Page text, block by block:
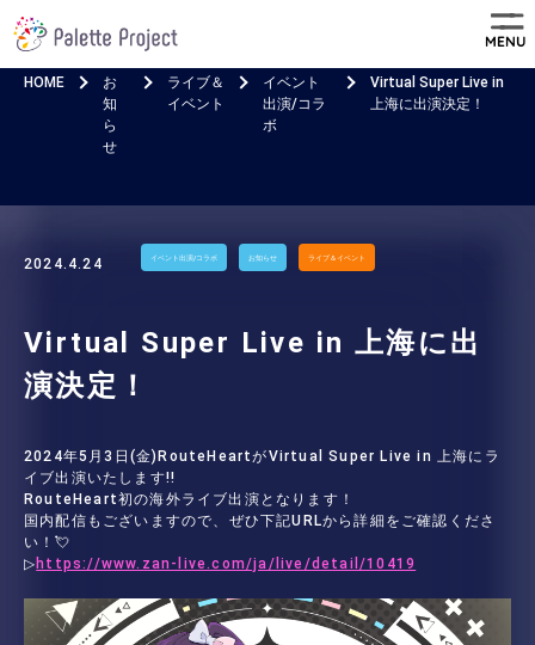
MENU
HOME
お
知
ら
せ
ライブ＆
イベント
イベント
出演/コラ
ボ
Virtual Super Live in
上海に出演決定！
2024.4.24 イベント出演/コラボ お知らせ ライブ＆イベント
Virtual Super Live in 上海に出
演決定！
2024年5月3日(金)RouteHeartがVirtual Super Live in 上海にラ
イブ出演いたします!!
RouteHeart初の海外ライブ出演となります！
国内配信もございますので、ぜひ下記URLから詳細をご確認くださ
い！💘
▷ https://www.zan-live.com/ja/live/detail/10419